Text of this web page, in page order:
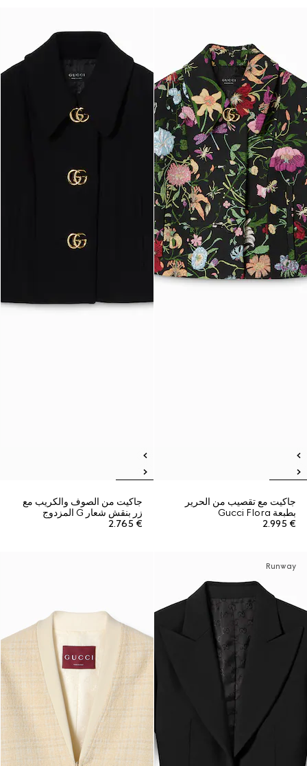
جاكيت مع تقصيب من الحرير
بطبعة Gucci Flora
€ 2.995
جاكيت من الصوف والكريب مع
زر بنقش شعار G المزدوج
€ 2.765
Runway